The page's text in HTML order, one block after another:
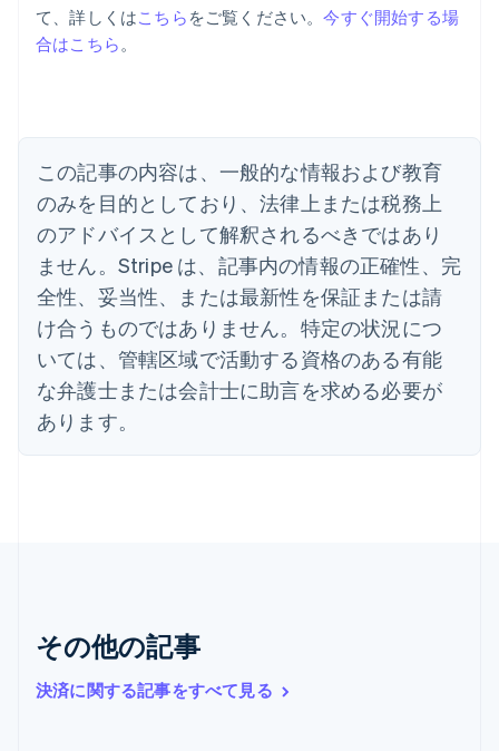
て、詳しくはこちら をご覧ください。今すぐ開始する場
合はこちら。
この記事の内容は、一般的な情報および教育
のみを目的としており、法律上または税務上
のアドバイスとして解釈されるべきではあり
ません。Stripe は、記事内の情報の正確性、完
全性、妥当性、または最新性を保証または請
け合うものではありません。特定の状況につ
いては、管轄区域で活動する資格のある有能
な弁護士または会計士に助言を求める必要が
あります。
その他の記事
決済に関する記事をすべて見る
アイルランド
English
English
イギリス
English
イタリア
ItalianoEnglish
インド
English
エストニア
English
オーストラリア
English
オーストリア
オランダ
NederlandsEnglish
EnglishItaliano
ジブラルタル
English
シンガポール